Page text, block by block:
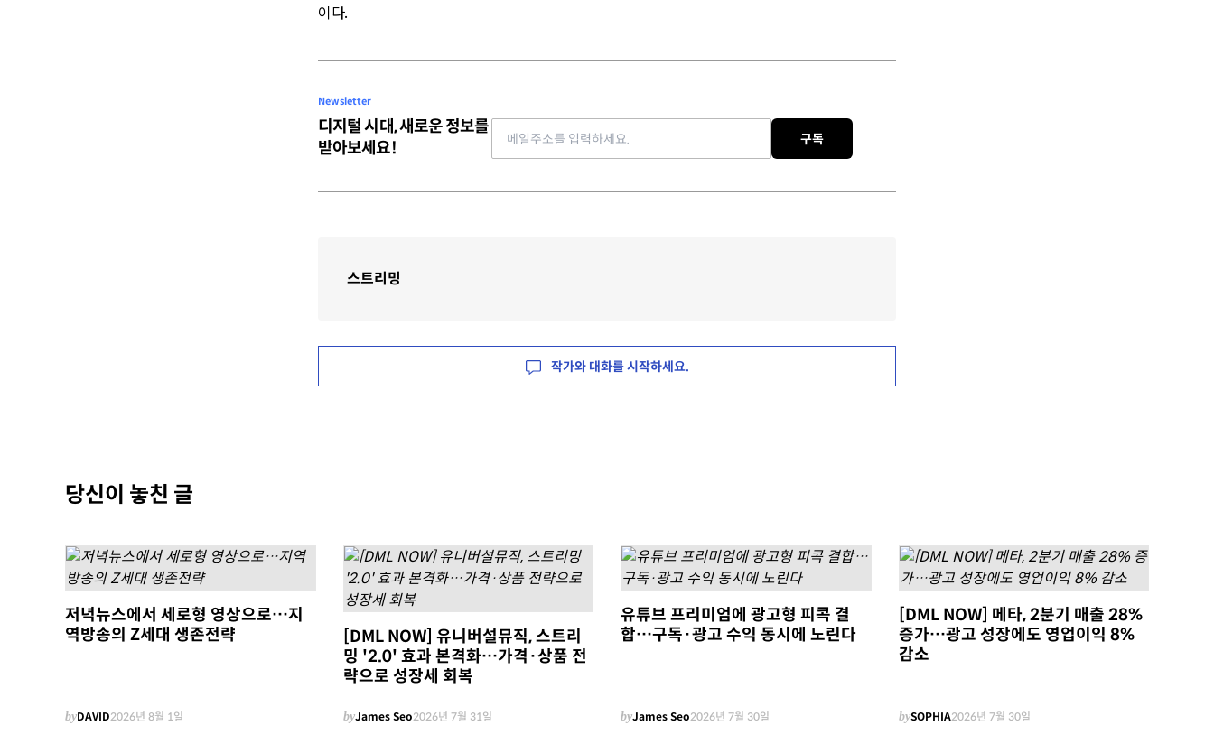
이다.
Newsletter
디지털 시대, 새로운 정보를
받아보세요!
구독
스트리밍
작가와 대화를 시작하세요.
당신이 놓친 글
저녁뉴스에서 세로형 영상으로…지
역방송의 Z세대 생존전략
byDAVID2026년 8월 1일
[DML NOW] 유니버설뮤직, 스트리
밍 '2.0' 효과 본격화…가격·상품 전
략으로 성장세 회복
byJames Seo2026년 7월 31일
유튜브 프리미엄에 광고형 피콕 결
합…구독·광고 수익 동시에 노린다
byJames Seo2026년 7월 30일
[DML NOW] 메타, 2분기 매출 28%
증가…광고 성장에도 영업이익 8%
감소
bySOPHIA2026년 7월 30일